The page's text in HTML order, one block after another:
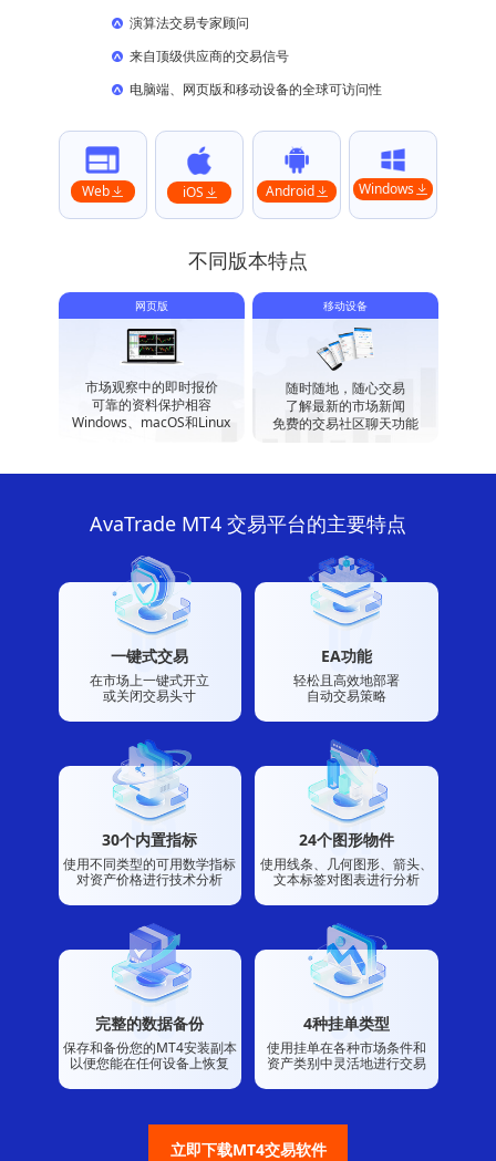
演算法交易专家顾问
来自顶级供应商的交易信号
电脑端、网页版和移动设备的全球可访问性
Web iOS Android Windows
不同版本特点
网页版
市场观察中的即时报价
可靠的资料保护相容
Windows、macOS和Linux
移动设备
随时随地，随心交易
了解最新的市场新闻
免费的交易社区聊天功能
AvaTrade MT4 交易平台的主要特点
一键式交易
在市场上一键式开立
或关闭交易头寸
EA功能
轻松且高效地部署
自动交易策略
30个内置指标
使用不同类型的可用数学指标
对资产价格进行技术分析
24个图形物件
使用线条、几何图形、箭头、
文本标签对图表进行分析
完整的数据备份
保存和备份您的MT4安装副本
以便您能在任何设备上恢复
4种挂单类型
使用挂单在各种市场条件和
资产类别中灵活地进行交易
立即下载MT4交易软件